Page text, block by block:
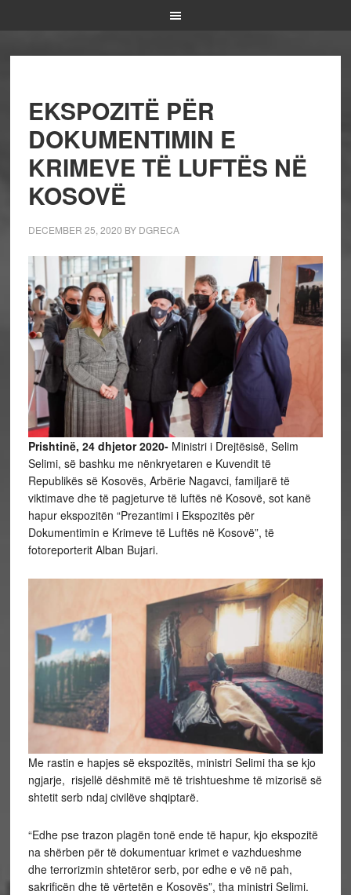
EKSPOZITË PËR
DOKUMENTIMIN E
KRIMEVE TË LUFTËS NË
KOSOVË
DECEMBER 25, 2020 BY DGRECA
Prishtinë, 24 dhjetor 2020-Ministri i Drejtësisë, Selim
Selimi, së bashku me nënkryetaren e Kuvendit të
Republikës së Kosovës, Arbërie Nagavci, familjarë të
viktimave dhe të pagjeturve të luftës në Kosovë, sot kanë
hapur ekspozitën “Prezantimi i Ekspozitës për
Dokumentimin e Krimeve të Luftës në Kosovë”, të
fotoreporterit Alban Bujari.
Me rastin e hapjes së ekspozitës, ministri Selimi tha se kjo
ngjarje, risjellë dëshmitë më të trishtueshme të mizorisë së
shtetit serb ndaj civilëve shqiptarë.
“Edhe pse trazon plagën tonë ende të hapur, kjo ekspozitë
na shërben për të dokumentuar krimet e vazhdueshme
dhe terrorizmin shtetëror serb, por edhe e vë në pah,
sakrificën dhe të vërtetën e Kosovës”, tha ministri Selimi.